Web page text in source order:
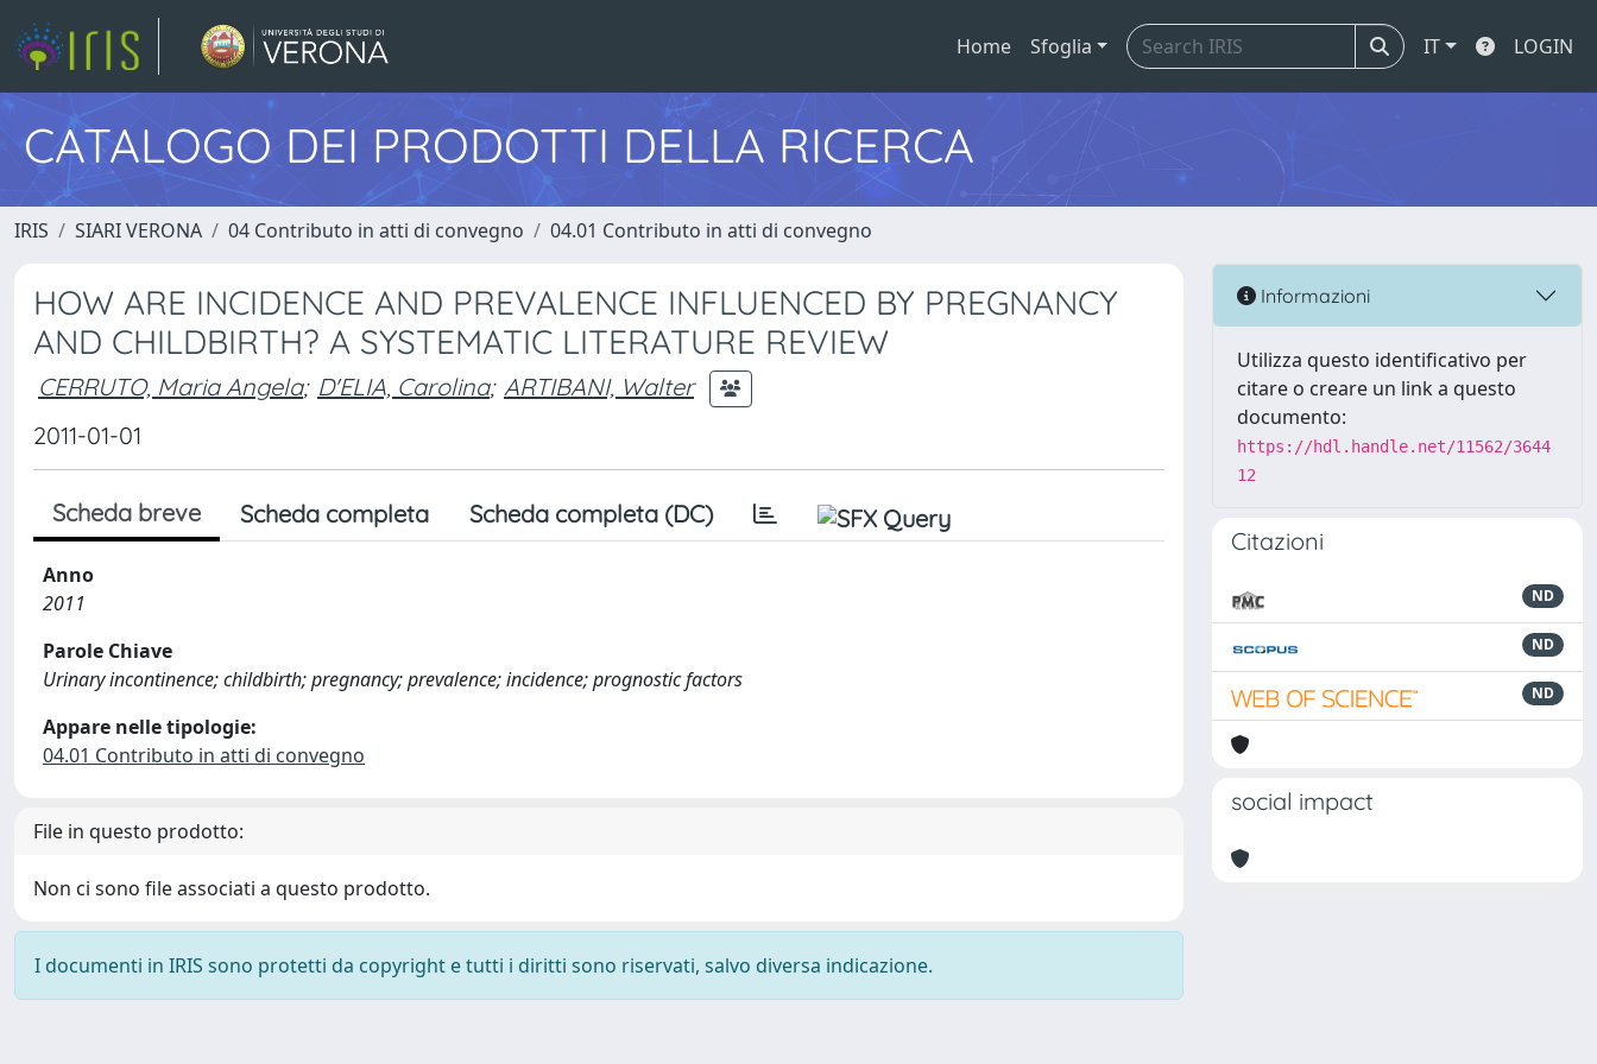
Home Sfoglia IT LOGIN
CATALOGO DEI PRODOTTI DELLA RICERCA
IRIS SIARI VERONA 04 Contributo in atti di convegno 04.01 Contributo in atti di convegno
HOW ARE INCIDENCE AND PREVALENCE INFLUENCED BY PREGNANCY
AND CHILDBIRTH? A SYSTEMATIC LITERATURE REVIEW
CERRUTO, Maria Angela; D'ELIA, Carolina; ARTIBANI, Walter
2011-01-01
Scheda breve Scheda completa Scheda completa (DC)
Anno
2011
Parole Chiave
Urinary incontinence; childbirth; pregnancy; prevalence; incidence; prognostic factors
Appare nelle tipologie:
04.01 Contributo in atti di convegno
File in questo prodotto:
Non ci sono file associati a questo prodotto.
I documenti in IRIS sono protetti da copyright e tutti i diritti sono riservati, salvo diversa indicazione.
Informazioni
Utilizza questo identificativo per
citare o creare un link a questo
documento:
https://hdl.handle.net/11562/3644
12
Citazioni
ND
ND
ND
social impact